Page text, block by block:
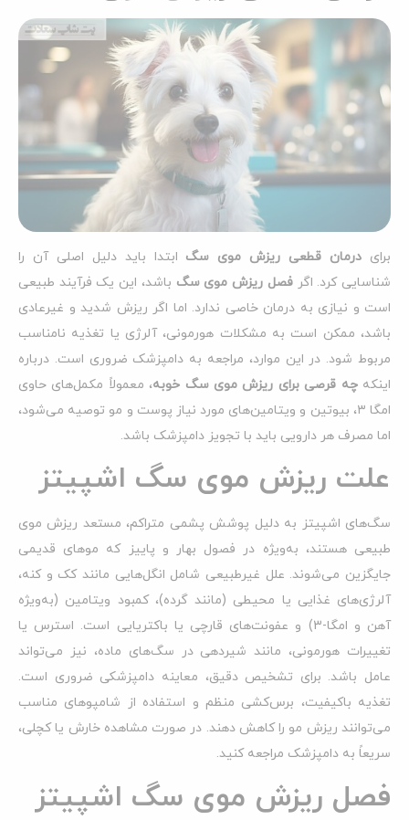
برای درمان قطعی ریزش موی سگ ابتدا باید دلیل اصلی آن را
شناسایی کرد. اگرفصل ریزش موی سگ باشد، این یک فرآیند طبیعی
است و نیازی به درمان خاصی ندارد. اما اگر ریزش شدید و غیرعادی
باشد، ممکن است به مشکلات هورمونی، آلرژی یا تغذیه نامناسب
مربوط شود. در این موارد، مراجعه به دامپزشک ضروری است. درباره
اینکهچه قرصی برای ریزش موی سگ خوبه، معمولاً مکمل‌های حاوی
امگا ۳، بیوتین و ویتامین‌های مورد نیاز پوست و مو توصیه می‌شود،
اما مصرف هر دارویی باید با تجویز دامپزشک باشد.
علت ریزش موی سگ اشپیتز
سگ‌های اشپیتز به دلیل پوشش پشمی متراکم، مستعد ریزش موی
طبیعی هستند، به‌ویژه در فصول بهار و پاییز که موهای قدیمی
جایگزین می‌شوند. علل غیرطبیعی شامل انگل‌هایی مانند کک و کنه،
آلرژی‌های غذایی یا محیطی (مانند گرده)، کمبود ویتامین (به‌ویژه
آهن و امگا-3) و عفونت‌های قارچی یا باکتریایی است. استرس یا
تغییرات هورمونی، مانند شیردهی در سگ‌های ماده، نیز می‌تواند
عامل باشد. برای تشخیص دقیق، معاینه دامپزشکی ضروری است.
تغذیه باکیفیت، برس‌کشی منظم و استفاده از شامپوهای مناسب
می‌توانند ریزش مو را کاهش دهند. در صورت مشاهده خارش یا کچلی،
سریعاً به دامپزشک مراجعه کنید.
فصل ریزش موی سگ اشپیتز